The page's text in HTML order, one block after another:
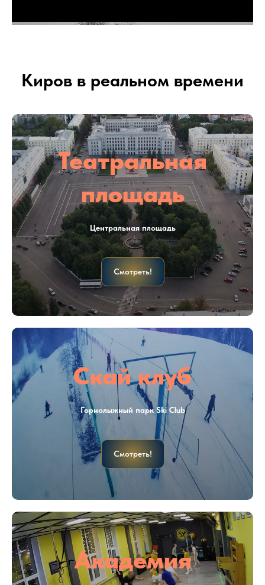
Киров в реальном времени
Театральная
площадь
Центральная площадь
Смотреть!
Скай клуб
Горнолыжный парк Ski Club
Смотреть!
Академия